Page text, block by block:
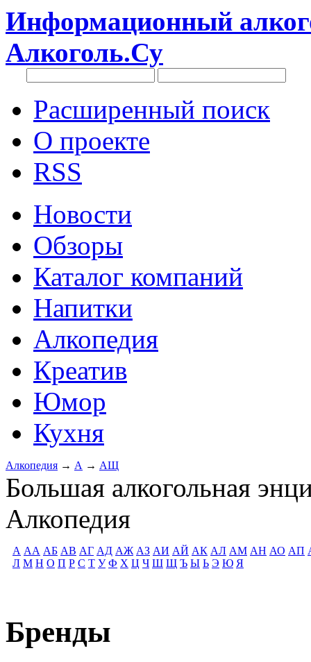
Информационный
Алкоголь.Су
Расширенный поиск
О проекте
RSS
Новости
Обзоры
Каталог компаний
Напитки
Алкопедия
Креатив
Юмор
Кухня
Алкопедия → А → АЩ
Большая алкогольная
Алкопедия
А АА АБ АВ АГ АД АЖ АЗ АИ АЙ АК АЛ АМ АН АО АП
Л М Н О П Р С Т У Ф Х Ц Ч Ш Щ Ъ Ы Ь Э Ю Я
Бренды